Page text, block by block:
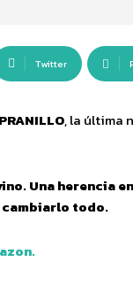
Twitter
, la última
Una herencia
todo.